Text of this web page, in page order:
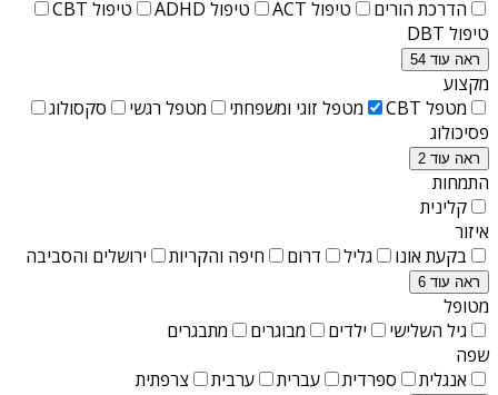
הדרכת הורים
טיפול ACT טיפול ADHD
טיפול CBT
טיפול DBT
ראה עוד 54
מקצוע
מטפל CBT
מטפל זוגי ומשפחתי מטפל רגשי
סקסולוג
פסיכולוג
ראה עוד 2
התמחות
קלינית
איזור
בקעת אונו
גליל דרום חיפה והקריות ירושלים והסביבה
ראה עוד 6
מטופל
גיל השלישי
ילדים מבוגרים
מתבגרים
שפה
אנגלית
ספרדית עברית ערבית צרפתית